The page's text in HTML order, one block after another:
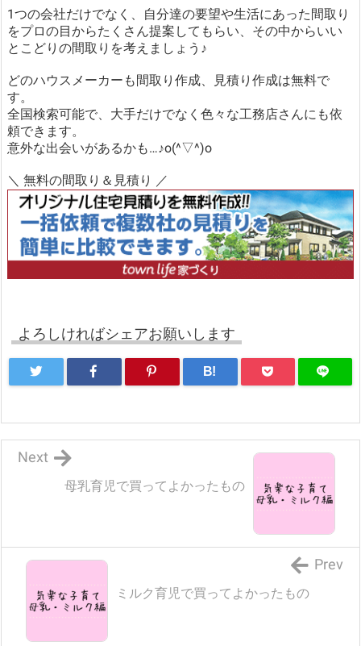
1つの会社だけでなく、自分達の要望や生活にあった間取り
をプロの目からたくさん提案してもらい、その中からいい
とこどりの間取りを考えましょう♪
どのハウスメーカーも間取り作成、見積り作成は無料で
す。
全国検索可能で、大手だけでなく色々な工務店さんにも依
頼できます。
意外な出会いがあるかも…♪o(^▽^)o
＼ 無料の間取り＆見積り ／
よろしければシェアお願いします
B!
母乳育児で買ってよかったもの
Next
ミルク育児で買ってよかったもの
Prev